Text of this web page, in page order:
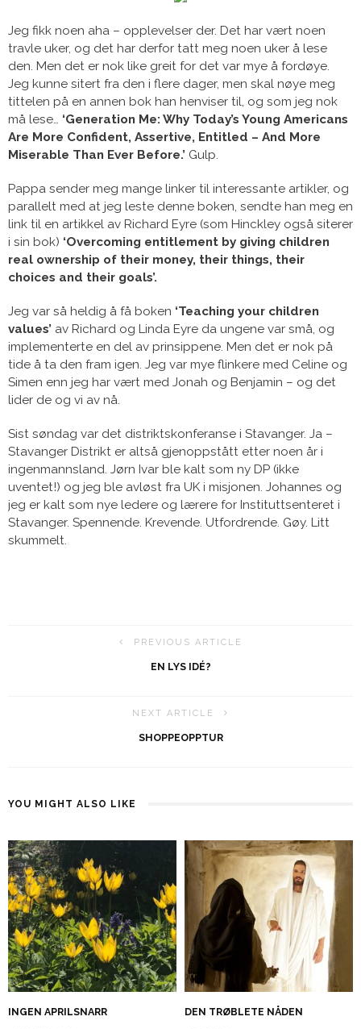
Jeg fikk noen aha – opplevelser der. Det har vært noen
travle uker, og det har derfor tatt meg noen uker å lese
den. Men det er nok like greit for det var mye å fordøye.
Jeg kunne sitert fra den i flere dager, men skal nøye meg
tittelen på en annen bok han henviser til, og som jeg nok
må lese… ‘Generation Me: Why Today’s Young Americans
Are More Confident, Assertive, Entitled – And More
Miserable Than Ever Before.’ Gulp.
Pappa sender meg mange linker til interessante artikler, og
parallelt med at jeg leste denne boken, sendte han meg en
link til en artikkel av Richard Eyre (som Hinckley også siterer
i sin bok) ‘Overcoming entitlement by giving children
real ownership of their money, their things, their
choices and their goals’.
Jeg var så heldig å få boken ‘Teaching your children
values’ av Richard og Linda Eyre da ungene var små, og
implementerte en del av prinsippene. Men det er nok på
tide å ta den fram igen. Jeg var mye flinkere med Celine og
Simen enn jeg har vært med Jonah og Benjamin – og det
lider de og vi av nå.
Sist søndag var det distriktskonferanse i Stavanger. Ja –
Stavanger Distrikt er altså gjenoppstått etter noen år i
ingenmannsland. Jørn Ivar ble kalt som ny DP (ikke
uventet!) og jeg ble avløst fra UK i misjonen. Johannes og
jeg er kalt som nye ledere og lærere for Instituttsenteret i
Stavanger. Spennende. Krevende. Utfordrende. Gøy. Litt
skummelt.
PREVIOUS ARTICLE
EN LYS IDÉ?
NEXT ARTICLE
SHOPPEOPPTUR
YOU MIGHT ALSO LIKE
INGEN APRILSNARR DEN TRØBLETE NÅDEN